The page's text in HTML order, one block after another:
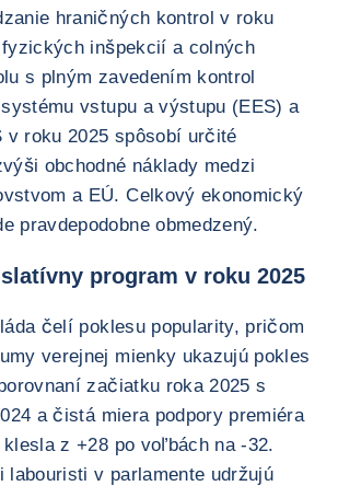
hraničných kontrol v roku
inšpekcií a colných
s plným zavedením kontrol
vstupu a výstupu (EES) a
v roku 2025 spôsobí určité
obchodné náklady medzi
a EÚ. Celkový ekonomický
pravdepodobne obmedzený.
program v roku 2025
čelí poklesu popularity, pričom
verejnej mienky ukazujú pokles
začiatku roka 2025 s
a čistá miera podpory premiéra
z +28 po voľbách na -32.
labouristi v parlamente udržujú